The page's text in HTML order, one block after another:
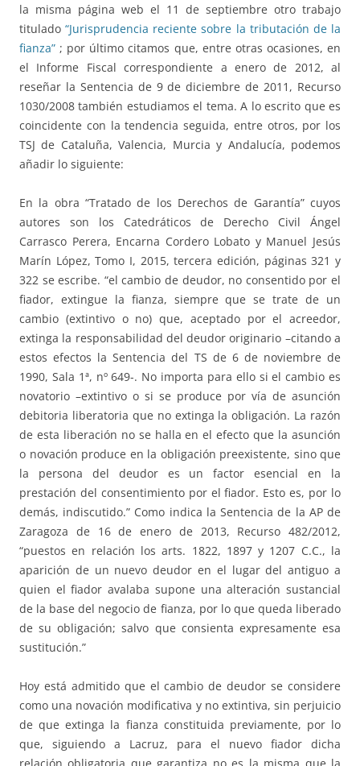
la misma página web el 11 de septiembre otro trabajo
titulado“Jurisprudencia reciente sobre la tributación de la
fianza” ; por último citamos que, entre otras ocasiones, en
el Informe Fiscal correspondiente a enero de 2012, al
reseñar la Sentencia de 9 de diciembre de 2011, Recurso
1030/2008 también estudiamos el tema. A lo escrito que es
coincidente con la tendencia seguida, entre otros, por los
TSJ de Cataluña, Valencia, Murcia y Andalucía, podemos
añadir lo siguiente:
En la obra “Tratado de los Derechos de Garantía” cuyos
autores son los Catedráticos de Derecho Civil Ángel
Carrasco Perera, Encarna Cordero Lobato y Manuel Jesús
Marín López, Tomo I, 2015, tercera edición, páginas 321 y
322 se escribe. “el cambio de deudor, no consentido por el
fiador, extingue la fianza, siempre que se trate de un
cambio (extintivo o no) que, aceptado por el acreedor,
extinga la responsabilidad del deudor originario –citando a
estos efectos la Sentencia del TS de 6 de noviembre de
1990, Sala 1ª, nº 649-. No importa para ello si el cambio es
novatorio –extintivo o si se produce por vía de asunción
debitoria liberatoria que no extinga la obligación. La razón
de esta liberación no se halla en el efecto que la asunción
o novación produce en la obligación preexistente, sino que
la persona del deudor es un factor esencial en la
prestación del consentimiento por el fiador. Esto es, por lo
demás, indiscutido.” Como indica la Sentencia de la AP de
Zaragoza de 16 de enero de 2013, Recurso 482/2012,
“puestos en relación los arts. 1822, 1897 y 1207 C.C., la
aparición de un nuevo deudor en el lugar del antiguo a
quien el fiador avalaba supone una alteración sustancial
de la base del negocio de fianza, por lo que queda liberado
de su obligación; salvo que consienta expresamente esa
sustitución.”
Hoy está admitido que el cambio de deudor se considere
como una novación modificativa y no extintiva, sin perjuicio
de que extinga la fianza constituida previamente, por lo
que, siguiendo a Lacruz, para el nuevo fiador dicha
relación obligatoria que garantiza no es la misma que la